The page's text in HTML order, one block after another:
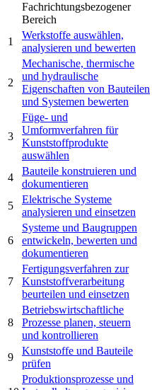
Fachrichtungsbezogener
Bereich
1
Werkstoffe auswählen,
analysieren und bewerten
2
Mechanische, thermische
und hydraulische
Eigenschaften von Bauteilen
und Systemen bewerten
3
Füge- und
Umformverfahren für
Kunststoffprodukte
auswählen
4
Bauteile konstruieren und
dokumentieren
5
Elektrische Systeme
analysieren und einsetzen
6
Systeme und Baugruppen
entwickeln, bewerten und
dokumentieren
7
Fertigungsverfahren zur
Kunststoffverarbeitung
beurteilen und einsetzen
8
Betriebswirtschaftliche
Prozesse planen, steuern
und kontrollieren
9
Kunststoffe und Bauteile
prüfen
Produktionsprozesse und